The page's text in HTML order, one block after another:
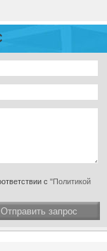
с "Политикой
Отправить запрос